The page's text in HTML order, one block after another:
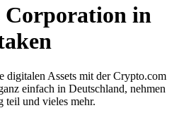
Corporation in
digitalen Assets mit der Crypto.com
einfach in Deutschland, nehmen
teil und vieles mehr.